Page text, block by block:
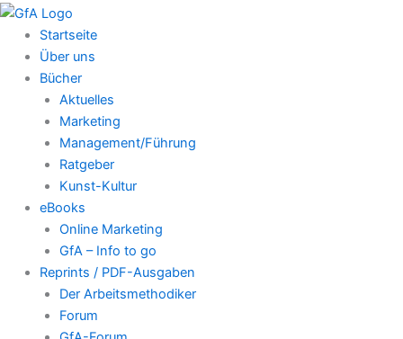
Startseite
Über uns
Bücher
Aktuelles
Marketing
Management/Führung
Ratgeber
Kunst-Kultur
eBooks
Online Marketing
GfA – Info to go
Reprints / PDF-Ausgaben
Der Arbeitsmethodiker
Forum